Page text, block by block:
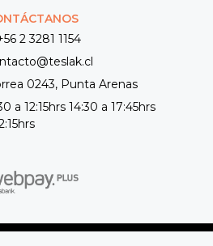
2 3281 1154
0243, Punta Arenas
a 12:15hrs 14:30 a 17:45hrs
© 2026